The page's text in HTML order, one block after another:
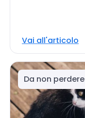
Vai all'articolo
Da non perdere